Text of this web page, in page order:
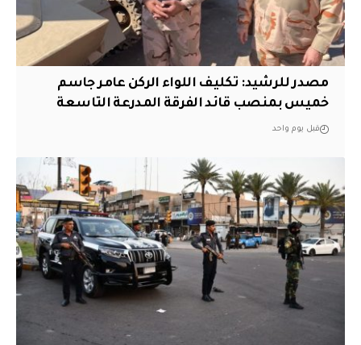
مصدر للرشيد: تكليف اللواء الركن عامر جاسم
خميس بمنصب قائد الفرقة المدرعة التاسعة
قبل يوم واحد